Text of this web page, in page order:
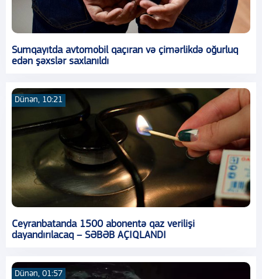
Sumqayıtda avtomobil qaçıran və çimərlikdə oğurluq
edən şəxslər saxlanıldı
Dünən, 10:21
Ceyranbatanda 1500 abonentə qaz verilişi
dayandırılacaq – SƏBƏB AÇIQLANDI
Dünən, 01:57